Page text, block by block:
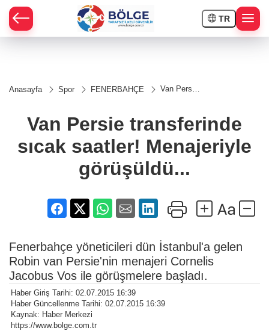
TR
Anasayfa Spor FENERBAHÇE
Van Persie
saatler!
Menajeriyle
Van Persie transferinde
sıcak saatler! Menajeriyle
görüşüldü...
Fenerbahçe yöneticileri dün İstanbul'a gelen
Robin van Persie'nin menajeri Cornelis
Jacobus Vos ile görüşmelere başladı.
Haber Giriş Tarihi: 02.07.2015 16:39
Haber Güncellenme Tarihi: 02.07.2015 16:39
Kaynak: Haber Merkezi
https://www.bolge.com.tr